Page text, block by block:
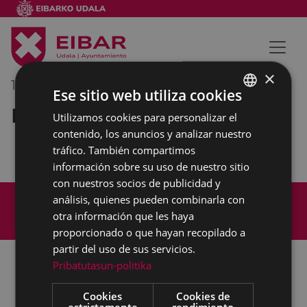
15/07/2019
Reunión interna municipal
Aviso legal
Política de cookies
Accesibilidad
BASQUE
SPANISH
×
Ese sitio web utiliza cookies
Utilizamos cookies para personalizar el
contenido, los anuncios y analizar nuestro
tráfico. También compartimos
información sobre su uso de nuestro sitio
con nuestros socios de publicidad y
análisis, quienes pueden combinarla con
otra información que les haya
proporcionado o que hayan recopilado a
partir del uso de sus servicios.
Pribatutasun-politika
Cookies
Cookies de